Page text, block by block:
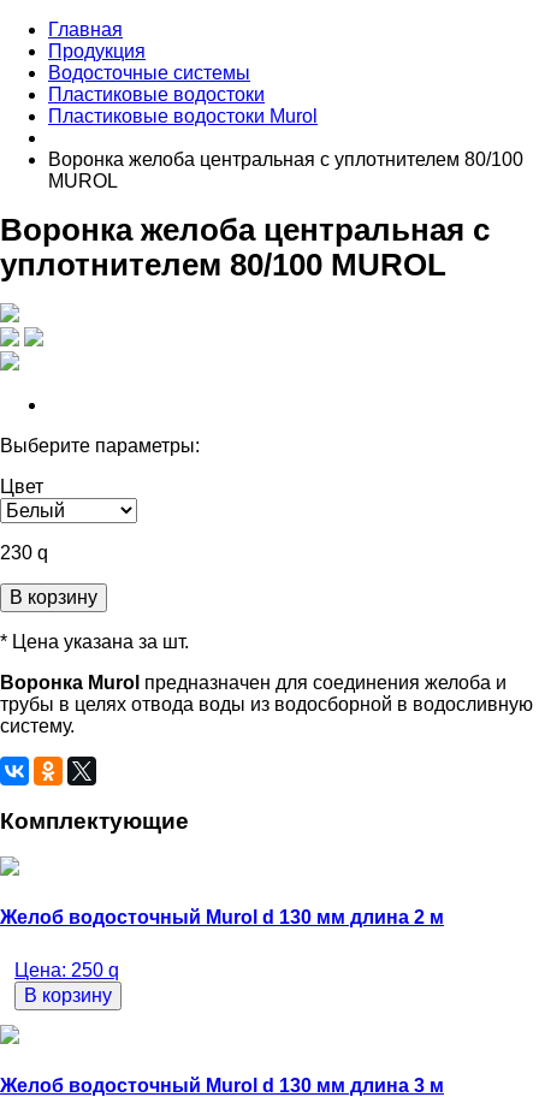
Главная
Продукция
Водосточные системы
Пластиковые водостоки
Пластиковые водостоки Murol
Воронка желоба центральная с уплотнителем 80/100
MUROL
Воронка желоба центральная с
уплотнителем 80/100 MUROL
Выберите параметры:
Цвет
230 q
В корзину
* Цена указана за шт.
Воронка Murol предназначен для соединения желоба и
трубы в целях отвода воды из водосборной в водосливную
систему.
Комплектующие
Желоб водосточный Murol d 130 мм длина 2 м
Цена: 250 q
В корзину
Желоб водосточный Murol d 130 мм длина 3 м